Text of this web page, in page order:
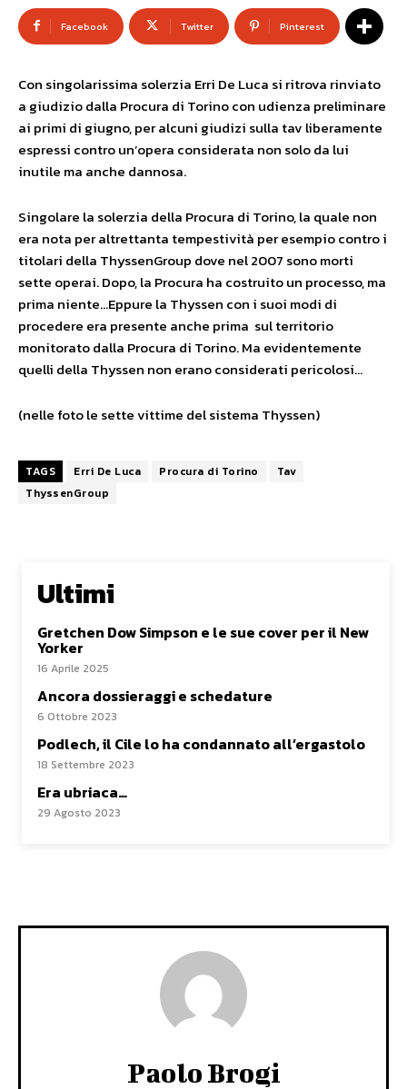
Facebook Twitter Pinterest
Con singolarissima solerzia Erri De Luca si ritrova rinviato
a giudizio dalla Procura di Torino con udienza preliminare
ai primi di giugno, per alcuni giudizi sulla tav liberamente
espressi contro un’opera considerata non solo da lui
inutile ma anche dannosa.
Singolare la solerzia della Procura di Torino, la quale non
era nota per altrettanta tempestività per esempio contro i
titolari della ThyssenGroup dove nel 2007 sono morti
sette operai. Dopo, la Procura ha costruito un processo, ma
prima niente…Eppure la Thyssen con i suoi modi di
procedere era presente anche prima sul territorio
monitorato dalla Procura di Torino. Ma evidentemente
quelli della Thyssen non erano considerati pericolosi…
(nelle foto le sette vittime del sistema Thyssen)
TAGS Erri De Luca Procura di Torino
Tav
ThyssenGroup
Ultimi
Gretchen Dow Simpson e le sue cover per il New
Yorker
16 Aprile 2025
Ancora dossieraggi e schedature
6 Ottobre 2023
Podlech, il Cile lo ha condannato all’ergastolo
18 Settembre 2023
Era ubriaca…
29 Agosto 2023
Paolo Brogi